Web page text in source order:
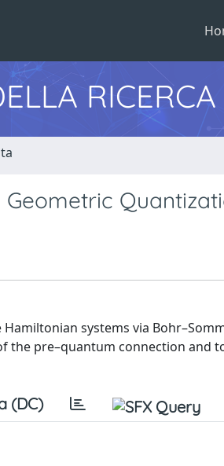
RICERCA
systems via
the pre–quantum connection and
(DC)